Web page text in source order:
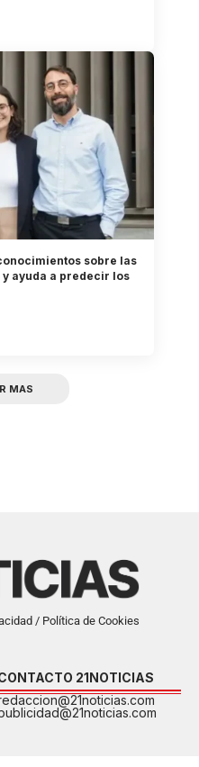
sobre las
ayuda a predecir los
MAS
/ Política de Cookies
21NOTICIAS